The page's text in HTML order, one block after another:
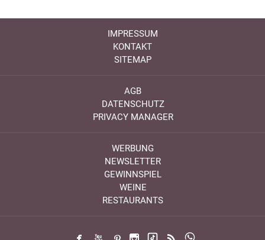
IMPRESSUM
KONTAKT
SITEMAP
AGB
DATENSCHUTZ
PRIVACY MANAGER
WERBUNG
NEWSLETTER
GEWINNSPIEL
WEINE
RESTAURANTS